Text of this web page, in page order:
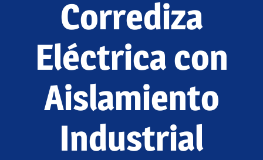
Corrediza
Eléctrica con
Aislamiento
Industrial